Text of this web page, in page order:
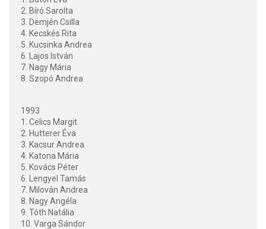
2. Bíró Sarolta
3. Demjén Csilla
4. Kecskés Rita
5. Kucsinka Andrea
6. Lajos István
7. Nagy Mária
8. Szopó Andrea
1993
1. Celics Margit
2. Hutterer Éva
3. Kacsur Andrea
4. Katona Mária
5. Kovács Péter
6. Lengyel Tamás
7. Milován Andrea
8. Nagy Angéla
9. Tóth Natália
10. Varga Sándor